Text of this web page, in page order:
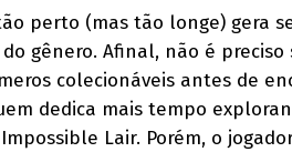
perto (mas tão longe) gera
gênero. Afinal, não é preciso
colecionáveis antes de
dedica mais tempo
Lair. Porém, o